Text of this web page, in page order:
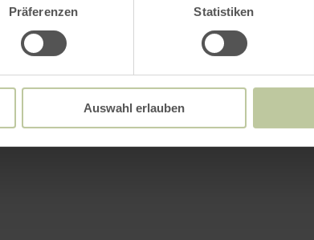
Präferenzen Statistiken
Auswahl erlauben